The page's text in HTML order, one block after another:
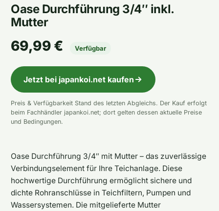
Oase Durchführung 3/4″ inkl.
Mutter
69,99 € Verfügbar
Jetzt bei japankoi.net kaufen
Preis & Verfügbarkeit Stand des letzten Abgleichs. Der Kauf erfolgt
beim Fachhändler japankoi.net; dort gelten dessen aktuelle Preise
und Bedingungen.
Oase Durchführung 3/4″ mit Mutter – das zuverlässige
Verbindungselement für Ihre Teichanlage. Diese
hochwertige Durchführung ermöglicht sichere und
dichte Rohranschlüsse in Teichfiltern, Pumpen und
Wassersystemen. Die mitgelieferte Mutter